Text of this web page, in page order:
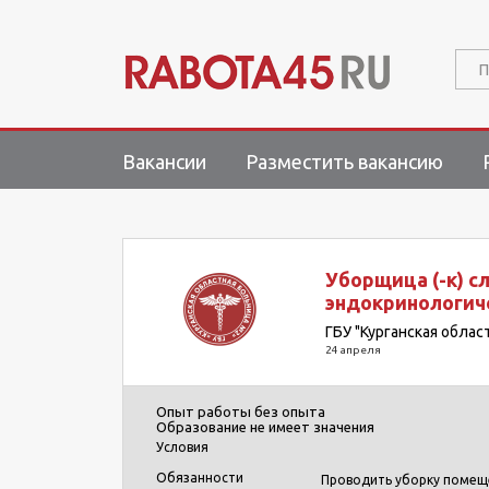
Вакансии Разместить вакансию
Уборщица (-к)
ГБУ "Курганская
24 апреля
Опыт работы без опыта
Образование не имеет значения
Условия
Обязанности Проводить уборку